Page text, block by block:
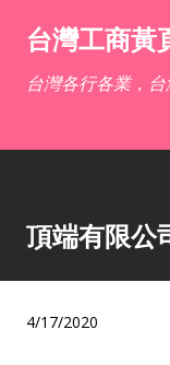
台灣工商黃
台灣各行各業，台
頂端有限公
4/17/2020